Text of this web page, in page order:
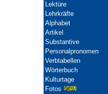
Lektüre
Lehrkräfte
Alphabet
Artikel
Substantive
Personalpronomen
Verbtabellen
Wörterbuch
Kulturtage
Fotos